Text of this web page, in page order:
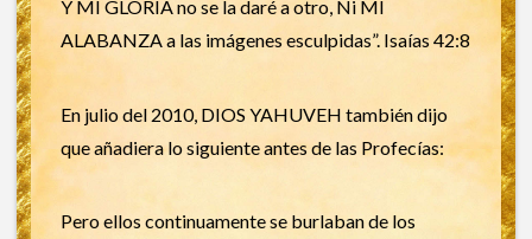
Y MI GLORIA no se la daré a otro, Ni MI
ALABANZA a las imágenes esculpidas”. Isaías 42:8
En julio del 2010, DIOS YAHUVEH también dijo
que añadiera lo siguiente antes de las Profecías:
Pero ellos continuamente se burlaban de los